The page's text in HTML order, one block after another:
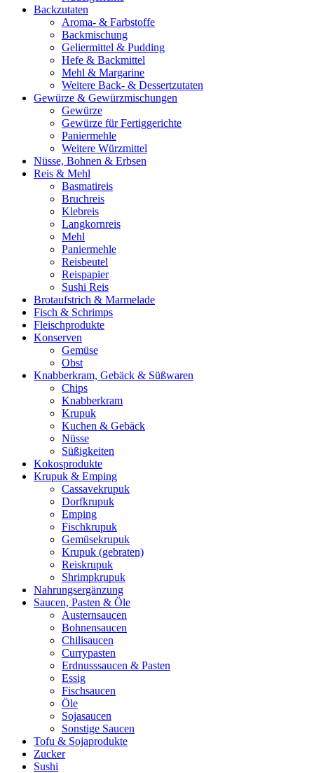
Backzutaten
Aroma- & Farbstoffe
Backmischung
Geliermittel & Pudding
Hefe & Backmittel
Mehl & Margarine
Weitere Back- & Dessertzutaten
Gewürze & Gewürzmischungen
Gewürze
Gewürze für Fertiggerichte
Paniermehle
Weitere Würzmittel
Nüsse, Bohnen & Erbsen
Reis & Mehl
Basmatireis
Bruchreis
Klebreis
Langkornreis
Mehl
Paniermehle
Reisbeutel
Reispapier
Sushi Reis
Brotaufstrich & Marmelade
Fisch & Schrimps
Fleischprodukte
Konserven
Gemüse
Obst
Knabberkram, Gebäck & Süßwaren
Chips
Knabberkram
Krupuk
Kuchen & Gebäck
Nüsse
Süßigkeiten
Kokosprodukte
Krupuk & Emping
Cassavekrupuk
Dorfkrupuk
Emping
Fischkrupuk
Gemüsekrupuk
Krupuk (gebraten)
Reiskrupuk
Shrimpkrupuk
Nahrungsergänzung
Saucen, Pasten & Öle
Austernsaucen
Bohnensaucen
Chilisaucen
Currypasten
Erdnusssaucen & Pasten
Essig
Fischsaucen
Öle
Sojasaucen
Sonstige Saucen
Tofu & Sojaprodukte
Zucker
Sushi